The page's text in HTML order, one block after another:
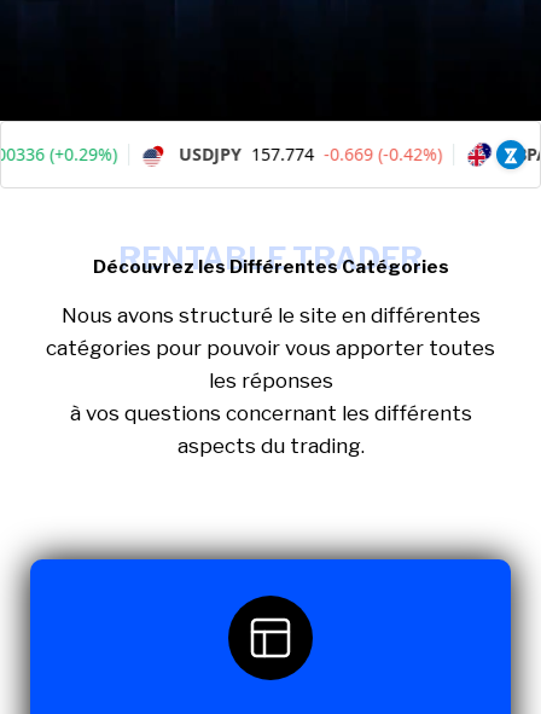
RENTABLE TRADER
Découvrez les Différentes Catégories
Nous avons structuré le site en différentes
catégories pour pouvoir vous apporter toutes
les réponses
à vos questions concernant les différents
aspects du trading.